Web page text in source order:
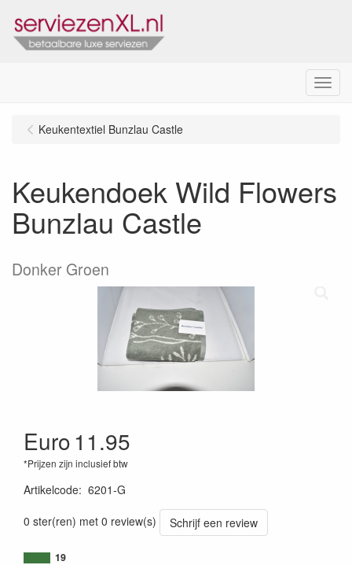
Menu
Keukentextiel Bunzlau Castle
Keukendoek Wild Flowers
Bunzlau Castle
Donker Groen
Euro11.95
*Prijzen zijn inclusief btw
Artikelcode: 6201-G
0 ster(ren) met 0 review(s)
Schrijf een review
19